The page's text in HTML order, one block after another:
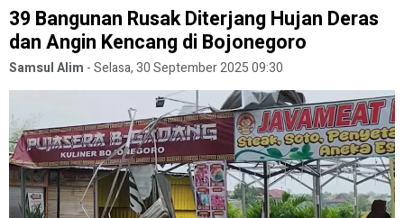
39 Bangunan Rusak Diterjang Hujan Deras
dan Angin Kencang di Bojonegoro
Samsul Alim -Selasa, 30 September 2025 09:30